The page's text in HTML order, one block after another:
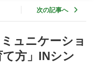
次の記事へ
ュニケーショ
方」INシン